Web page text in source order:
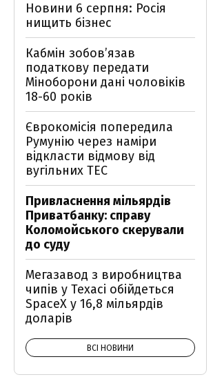
Новини 6 серпня: Росія
нищить бізнес
Кабмін зобовʼязав
податкову передати
Міноборони дані чоловіків
18-60 років
Єврокомісія попередила
Румунію через наміри
відкласти відмову від
вугільних ТЕС
Привласнення мільярдів
Приватбанку: справу
Коломойського скерували
до суду
Мегазавод з виробництва
чипів у Техасі обійдеться
SpaceX у 16,8 мільярдів
доларів
ВСІ НОВИНИ